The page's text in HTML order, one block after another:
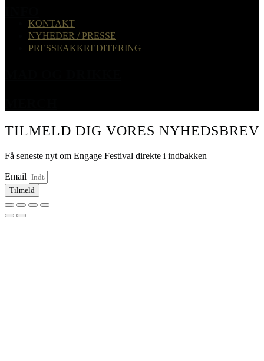
KONTAKT
NYHEDER / PRESSE
PRESSEAKKREDITERING
TILMELD DIG VORES NYHEDSBREV
Få seneste nyt om Engage Festival direkte i indbakken
Email
Tilmeld